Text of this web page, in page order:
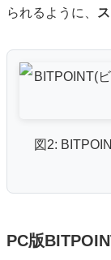
られるように、
図2:
PC版